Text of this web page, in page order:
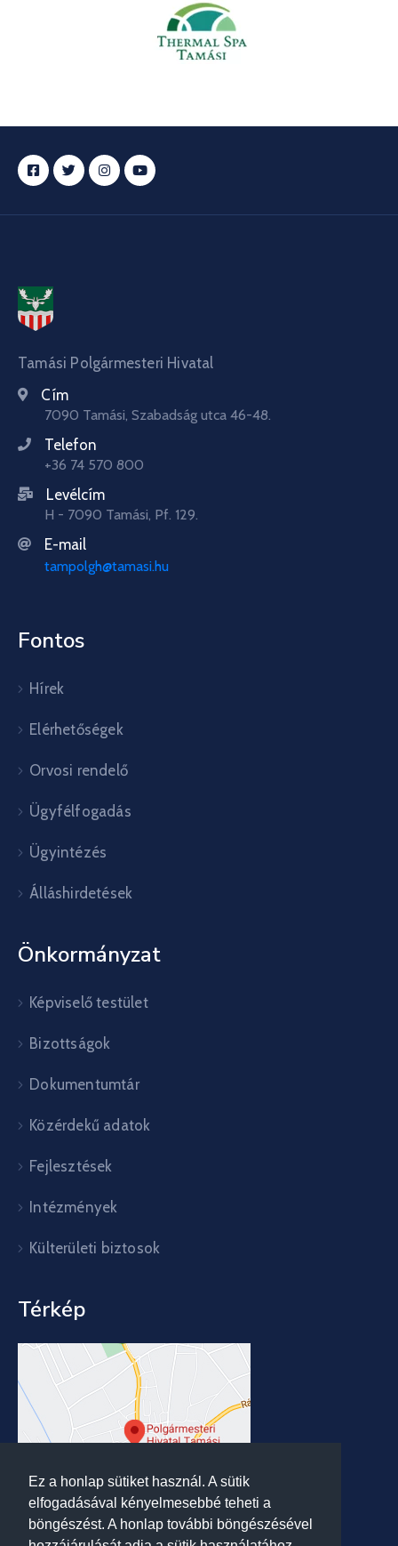
Ez a honlap sütiket használ. A sütik
elfogadásával kényelmesebbé teheti a
böngészést. A honlap további böngészésével
Tamási Polgármesteri Hivatal
Cím
7090 Tamási, Szabadság utca 46-48.
Telefon
+36 74 570 800
Levélcím
H - 7090 Tamási, Pf. 129.
E-mail
tampolgh@tamasi.hu
Fontos
Hírek
Elérhetőségek
Orvosi rendelő
Ügyfélfogadás
Ügyintézés
Álláshirdetések
Önkormányzat
Képviselő testület
Bizottságok
Dokumentumtár
Közérdekű adatok
Fejlesztések
Intézmények
Külterületi biztosok
Térkép